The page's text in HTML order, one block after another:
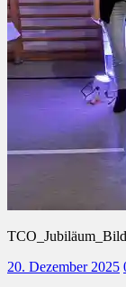
20. Dezember 2025